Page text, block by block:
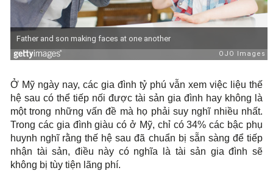
Ở Mỹ ngày nay, các gia đình tỷ phú vẫn xem việc liệu thế
hệ sau có thể tiếp nối được tài sản gia đình hay không là
một trong những vấn đề mà họ phải suy nghĩ nhiều nhất.
Trong các gia đình giàu có ở Mỹ, chỉ có 34% các bậc phụ
huynh nghĩ rằng thế hệ sau đã chuẩn bị sẵn sàng để tiếp
nhận tài sản, điều này có nghĩa là tài sản gia đình sẽ
không bị tùy tiện lãng phí.